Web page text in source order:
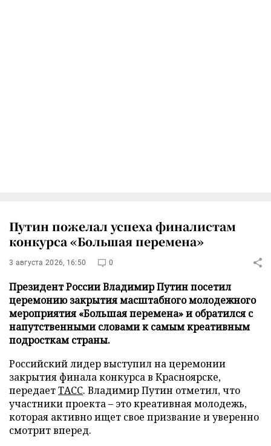
Путин пожелал успеха финалистам
конкурса «Большая перемена»
3 августа 2026, 16:50 0
Президент России Владимир Путин посетил
церемонию закрытия масштабного молодежного
мероприятия «Большая перемена» и обратился с
напутственными словами к самым креативным
подросткам страны.
Российский лидер выступил на церемонии
закрытия финала конкурса в Красноярске,
передаетТАСС. Владимир Путин отметил, что
участники проекта – это креативная молодежь,
которая активно ищет свое призвание и уверенно
смотрит вперед.